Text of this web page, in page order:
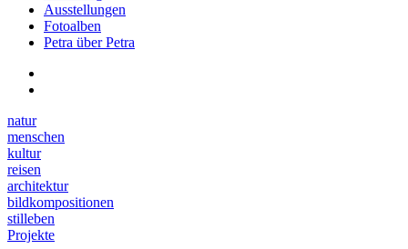
Ausstellungen
Fotoalben
Petra über Petra
natur
menschen
kultur
reisen
architektur
bildkompositionen
stilleben
Projekte